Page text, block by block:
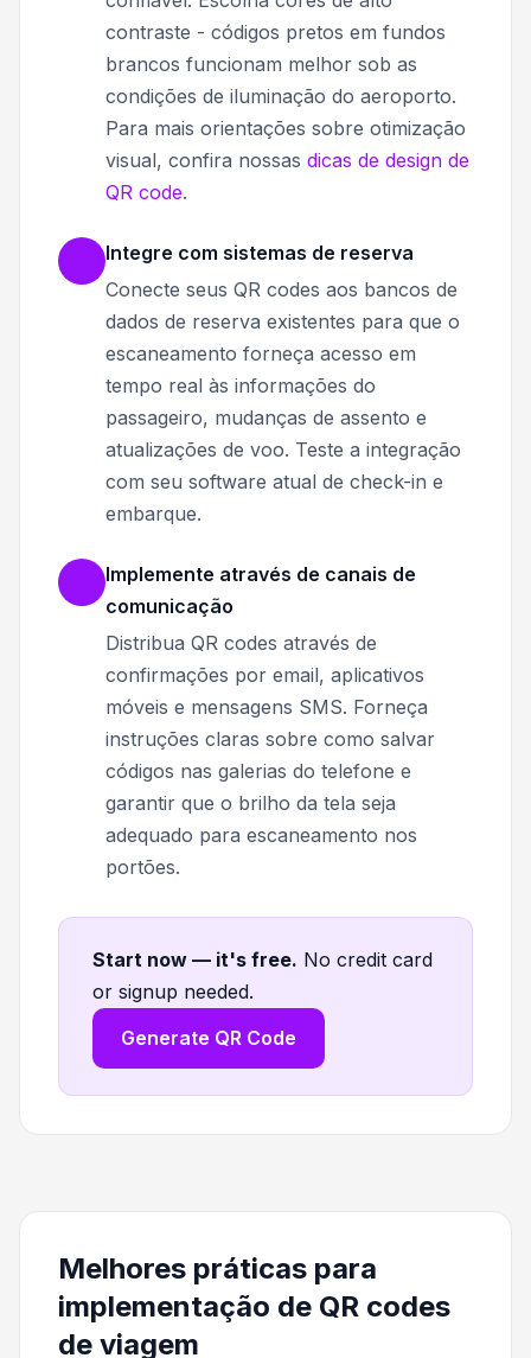
contraste - códigos pretos em fundos
brancos funcionam melhor sob as
condições de iluminação do aeroporto.
Para mais orientações sobre otimização
visual, confira nossas dicas de design de
QR code.
Integre com sistemas de reserva
Conecte seus QR codes aos bancos de
dados de reserva existentes para que o
escaneamento forneça acesso em
tempo real às informações do
passageiro, mudanças de assento e
atualizações de voo. Teste a integração
com seu software atual de check-in e
embarque.
Implemente através de canais de
comunicação
Distribua QR codes através de
confirmações por email, aplicativos
móveis e mensagens SMS. Forneça
instruções claras sobre como salvar
códigos nas galerias do telefone e
garantir que o brilho da tela seja
adequado para escaneamento nos
portões.
Start now — it's free. No credit card
or signup needed.
Generate QR Code
Melhores práticas para
implementação de QR codes
de viagem